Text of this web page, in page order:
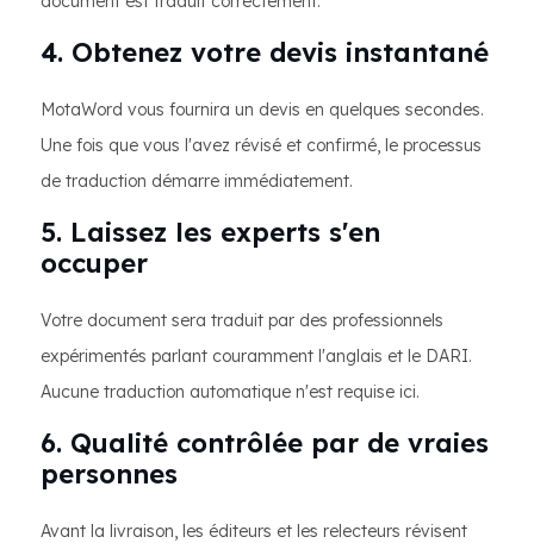
4. Obtenez votre devis instantané
MotaWord vous fournira un devis en quelques secondes.
Une fois que vous l'avez révisé et confirmé, le processus
de traduction démarre immédiatement.
5. Laissez les experts s'en
occuper
Votre document sera traduit par des professionnels
expérimentés parlant couramment l'anglais et le DARI.
Aucune traduction automatique n'est requise ici.
6. Qualité contrôlée par de vraies
personnes
Avant la livraison, les éditeurs et les relecteurs révisent